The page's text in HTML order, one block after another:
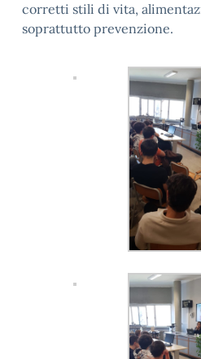
corretti stili di vita,
soprattutto prevenzione.